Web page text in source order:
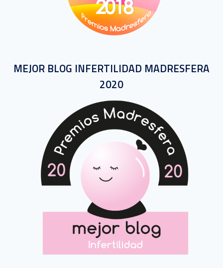
MEJOR BLOG INFERTILIDAD MADRESFERA
2020